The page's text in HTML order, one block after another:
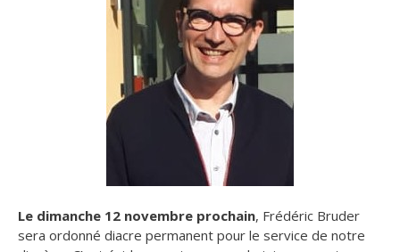
Le dimanche 12 novembre prochain, Frédéric Bruder
sera ordonné diacre permanent pour le service de notre